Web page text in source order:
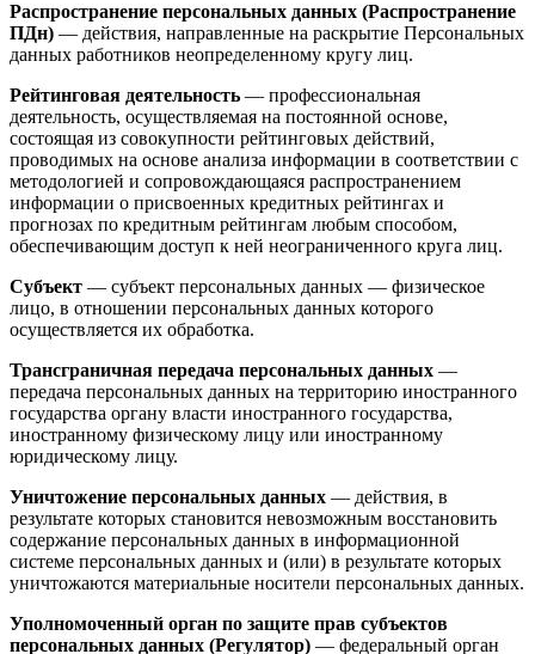
Распространение персональных данных (Распространение
ПДн) — действия, направленные на раскрытие Персональных
данных работников неопределенному кругу лиц.
Рейтинговая деятельность — профессиональная
деятельность, осуществляемая на постоянной основе,
состоящая из совокупности рейтинговых действий,
проводимых на основе анализа информации в соответствии с
методологией и сопровождающаяся распространением
информации о присвоенных кредитных рейтингах и
прогнозах по кредитным рейтингам любым способом,
обеспечивающим доступ к ней неограниченного круга лиц.
Субъект — субъект персональных данных — физическое
лицо, в отношении персональных данных которого
осуществляется их обработка.
Трансграничная передача персональных данных —
передача персональных данных на территорию иностранного
государства органу власти иностранного государства,
иностранному физическому лицу или иностранному
юридическому лицу.
Уничтожение персональных данных — действия, в
результате которых становится невозможным восстановить
содержание персональных данных в информационной
системе персональных данных и (или) в результате которых
уничтожаются материальные носители персональных данных.
Уполномоченный орган по защите прав субъектов
персональных данных (Регулятор) — федеральный орган